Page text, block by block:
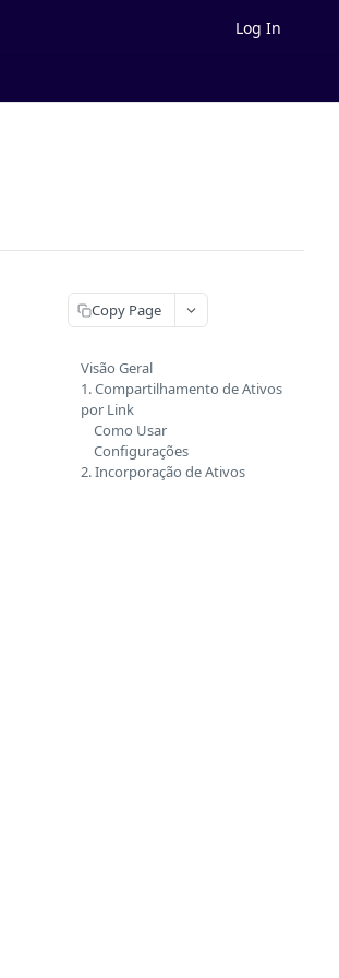
Log In
Copy Page
Visão Geral
1. Compartilhamento de Ativos
por Link
Como Usar
Configurações
2. Incorporação de Ativos